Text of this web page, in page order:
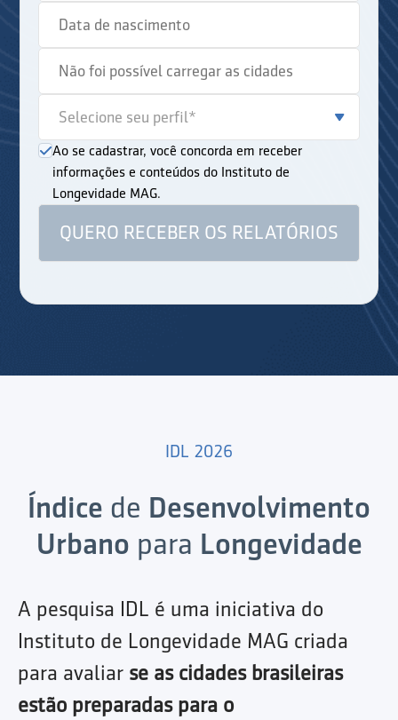
Ao se cadastrar, você concorda em receber
informações e conteúdos do Instituto de
Longevidade MAG.
IDL 2026
Índice de Desenvolvimento
Urbano para Longevidade
A pesquisa IDL é uma iniciativa do
Instituto de Longevidade MAG criada
para avaliar se as cidades brasileiras
estão preparadas para o